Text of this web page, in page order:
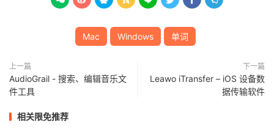
Mac Windows 单词
上一篇
AudioGrail - 搜索、编辑音乐文
件工具
下一篇
Leawo iTransfer – iOS 设备数
据传输软件
相关限免推荐